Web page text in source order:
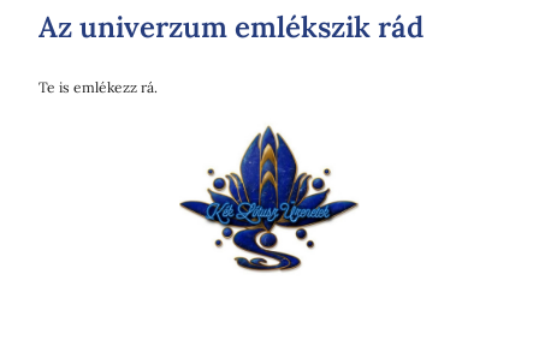
Az univerzum emlékszik rád
Te is emlékezz rá.